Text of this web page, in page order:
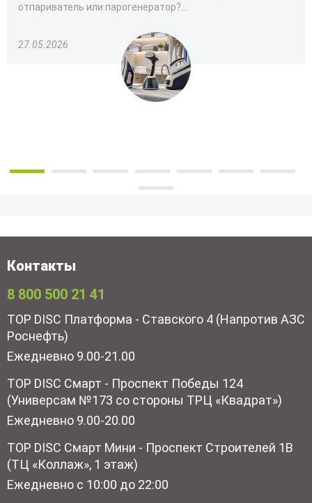
отпариватель или парогенератор?...
27.05.2026
Контакты
8 800 500 21 41
TOP DISC Платформа - Ставского 4 (Напротив АЗС
Роснефть)
Ежедневно 9.00-21.00
TOP DISC Смарт - Проспект Победы 124
(Универсам №173 со стороны ТРЦ «Квадрат»)
Ежедневно 9.00-20.00
TOP DISC Смарт Мини - Проспект Строителей 1В
(ТЦ «Коллаж», 1 этаж)
Ежедневно с 10:00 до 22:00